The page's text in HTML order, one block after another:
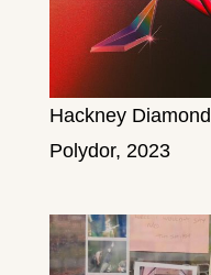
Hackney
Polydor, 2023